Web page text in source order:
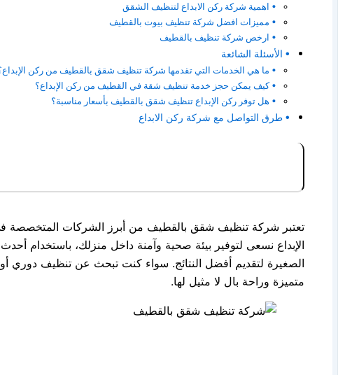
اهمية شركة ركن الابداع لتنظيف الشقق
مميزات افضل شركة تنظيف بيوت بالقطيف
ارخص شركة تنظيف بالقطيف
الأسئلة الشائعة
ما هي الخدمات التي تقدمها شركة تنظيف شقق بالقطيف من ركن
كيف يمكن حجز خدمة تنظيف شقة في القطيف من ركن الإبداع؟
هل توفر ركن الإبداع تنظيف شقق بالقطيف بأسعار مناسبة؟
طرق التواصل مع شركة ركن الابداع
تعتبر شركة تنظيف شقق بالقطيف من أبرز الشركات المتخصصة
الإبداع نسعى لتوفير بيئة صحية وآمنة داخل منزلك، باستخدام
الصغيرة لتقديم أفضل النتائج. سواء كنت تبحث عن تنظيف
متميزة وراحة بال لا مثيل لها.